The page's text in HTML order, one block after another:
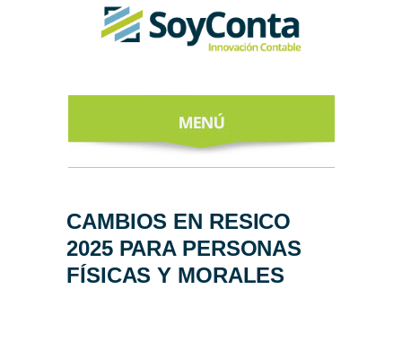
ACERCA DE
NUESTROS
EXPERTOS
CAMBIOS EN RESICO
2025 PARA PERSONAS
FÍSICAS Y MORALES